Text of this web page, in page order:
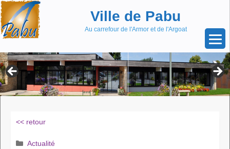
Aller
au
contenu
Skip
to
content
Ville de Pabu
Au carrefour de l'Armor et de l'Argoat
<< retour
Catégories
Actualité